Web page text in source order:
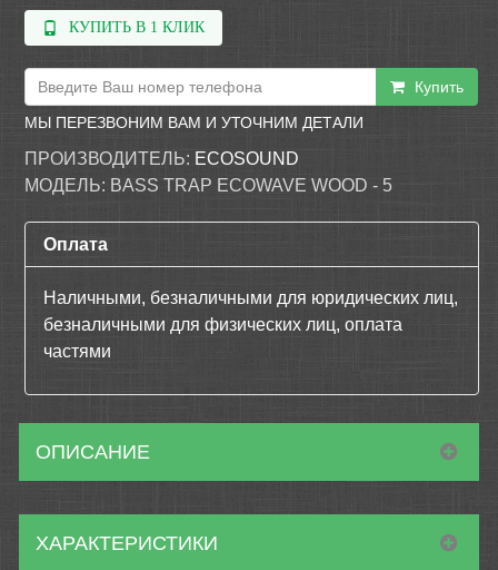
КУПИТЬ В 1 КЛИК
Купить
МЫ ПЕРЕЗВОНИМ ВАМ И УТОЧНИМ ДЕТАЛИ
ПРОИЗВОДИТЕЛЬ: ECOSOUND
МОДЕЛЬ: BASS TRAP ECOWAVE WOOD - 5
Оплата
Наличными, безналичными для юридических лиц,
безналичными для физических лиц, оплата
частями
ОПИСАНИЕ
ХАРАКТЕРИСТИКИ